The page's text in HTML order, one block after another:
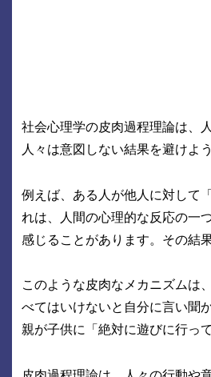
社会心理学の皮肉過程理論は、
人々は意図しない結果を避けよ
例えば、ある人が他人に対して
れは、人間の心理的な反応の一
感じることがあります。その結
このような皮肉なメカニズムは
べてはいけないと自分に言い聞
親が子供に「絶対に遊びに行っ